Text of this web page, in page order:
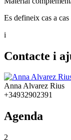
Es defineix cas a
i
Contacte i
Anna Alvarez Rius
+34932902391
Agenda
2